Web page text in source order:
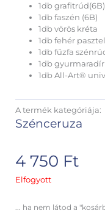
1db grafitrúd(6B)
1db faszén (6B)
1db vörös kréta
1db fehér
1db fűzfa
1db gyurmaradír
1db All-Art®
A termék kategóriája:
Szénceruza
4 750 Ft
Elfogyott
... ha nem látod a